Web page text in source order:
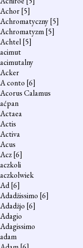
Achor[5]
Achromatyczny[5]
Achromatyzm[5]
Achtel[5]
acimut
acimutalny
Acker
A conto [6]
Acorus Calamus
aćpan
Actaea
Actis
Activa
Acus
Acz[6]
aczkoli
aczkolwiek
Ad[6]
Adadżissimo [6]
Adadżjo [6]
Adagio
Adagissimo
adam